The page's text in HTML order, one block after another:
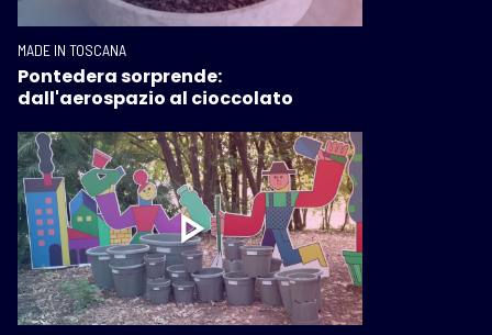
MADE IN TOSCANA
Pontedera sorprende:
dall'aerospazio al cioccolato